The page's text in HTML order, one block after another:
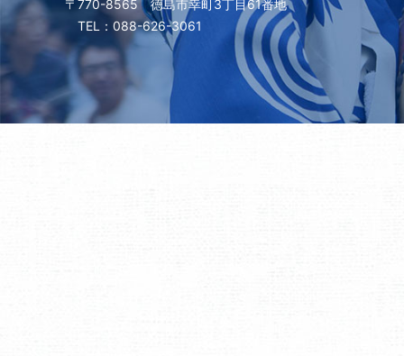
〒770-8565 徳島市幸町3丁目61番地
TEL：088-626-3061